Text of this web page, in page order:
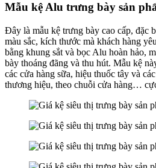
Mẫu kệ Alu trưng bày sản
Đây là mẫu kệ trưng bày cao cấp, đặc
màu sắc, kích thước mà khách hàng
bằng khung sắt và bọc Alu hoàn hảo,
bày thoáng đãng và thu hút. Mẫu kệ
các cửa hàng sữa, hiệu thuốc tây và
thương hiệu, theo chuỗi cửa hàng…